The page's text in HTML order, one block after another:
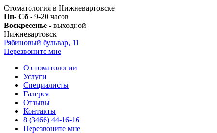
Стоматология в Нижневартовске
Пн- Сб - 9-20 часов
Воскресенье - выходной
Нижневартовск
Рябиновый бульвар, 11
Перезвоните мне
О стоматологии
Услуги
Специалисты
Галерея
Отзывы
Контакты
8 (3466) 44-16-16
Перезвоните мне